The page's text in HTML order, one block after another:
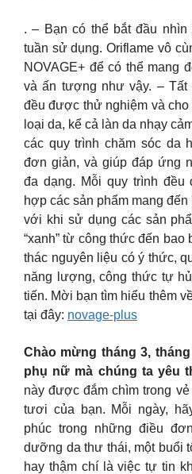
. – Bạn có thể bắt đầu
tuần sử dụng. Oriflame vô
NOVAGE+ để có thể mang
và ấn tượng như vậy. – Tất
đều được thử nghiệm và
loại da, kể cả làn da nhạy
các quy trình chăm sóc da
đơn giản, và giúp đáp ứng
đa dạng. Mỗi quy trình
hợp các sản phẩm mang
với khi sử dụng các sản
“xanh” từ công thức đến
thác nguyên liệu có ý thức,
năng lượng, công thức tự
tiến. Mời bạn tìm hiểu thêm
tại đây: novage-plus
Chào mừng tháng 3,
phụ nữ mà chúng ta yêu
này được đắm chìm trong
tươi của bạn. Mỗi ngày,
phúc trong những điều
dưỡng da thư thái, một buổi
hay thậm chí là việc tự tin